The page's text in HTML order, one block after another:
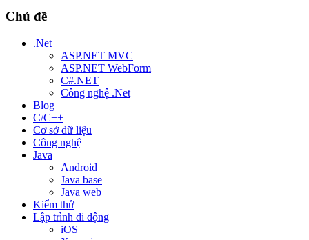
Chủ đề
.Net
ASP.NET MVC
ASP.NET WebForm
C#.NET
Công nghệ .Net
Blog
C/C++
Cơ sở dữ liệu
Công nghệ
Java
Android
Java base
Java web
Kiểm thử
Lập trình di động
iOS